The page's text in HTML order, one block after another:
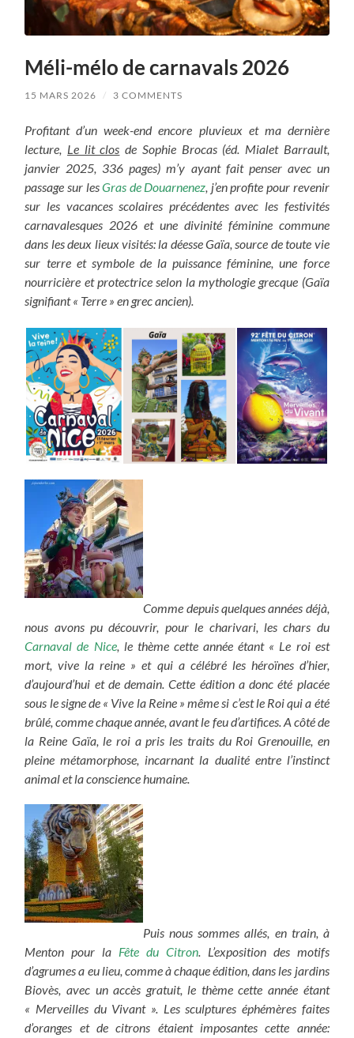
Méli-mélo de carnavals 2026
15 MARS 2026 / 3 COMMENTS
Profitant d’un week-end encore pluvieux et ma dernière
lecture, Le lit clos de Sophie Brocas (éd. Mialet Barrault,
janvier 2025, 336 pages) m’y ayant fait penser avec un
passage sur lesGras de Douarnenez , j’en profite pour revenir
sur les vacances scolaires précédentes avec les festivités
carnavalesques 2026 et une divinité féminine commune
dans les deux lieux visités: la déesse Gaïa, source de toute vie
sur terre et symbole de la puissance féminine, une force
nourricière et protectrice selon la mythologie grecque (Gaïa
signifiant « Terre » en grec ancien).
Comme depuis quelques années déjà,
nous avons pu découvrir, pour le charivari, les chars du
Carnaval de Nice, le thème cette année étant « Le roi est
mort, vive la reine » et qui a célébré les héroïnes d’hier,
d’aujourd’hui et de demain. Cette édition a donc été placée
sous le signe de « Vive la Reine » même si c’est le Roi qui a été
brûlé, comme chaque année, avant le feu d’artifices. A côté de
la Reine Gaïa, le roi a pris les traits du Roi Grenouille, en
pleine métamorphose, incarnant la dualité entre l’instinct
animal et la conscience humaine.
Puis nous sommes allés, en train, à
Menton pour la Fête du Citron. L’exposition des motifs
d’agrumes a eu lieu, comme à chaque édition, dans les jardins
Biovès, avec un accès gratuit, le thème cette année étant
« Merveilles du Vivant ». Les sculptures éphémères faites
d’oranges et de citrons étaient imposantes cette année: